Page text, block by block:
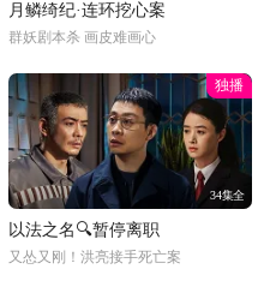
月鳞绮纪·连环挖心案
群妖剧本杀 画皮难画心
独播
34集全
以法之名🔍暂停离职
又怂又刚！洪亮接手死亡案